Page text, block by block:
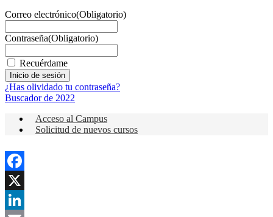
Correo electrónico(Obligatorio)
Contraseña(Obligatorio)
Recuérdame
¿Has olividado tu contraseña?
Buscador de 2022
Acceso al Campus
Solicitud de nuevos cursos
Facebook
X